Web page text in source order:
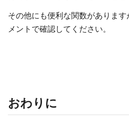
その他にも便利な関数があります
メントで確認してください。
おわりに